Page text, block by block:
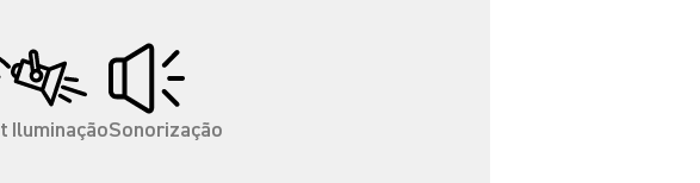
IluminaçãoSonorização